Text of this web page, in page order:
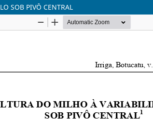
SOB PIVÔ CENTRAL